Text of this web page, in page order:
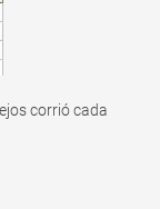
corrió cada